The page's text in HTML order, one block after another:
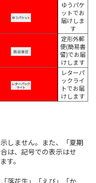
ゆうパケ
ットでお
届けしま
す
定形外郵
便(簡易書
留)でお届
けします
レターパ
ックライ
トでお届
けします
しません。また、「夏期
は、記号での表示はせ
す。